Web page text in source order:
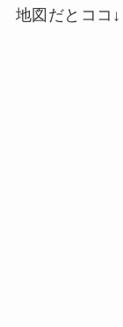
地図だとココ↓